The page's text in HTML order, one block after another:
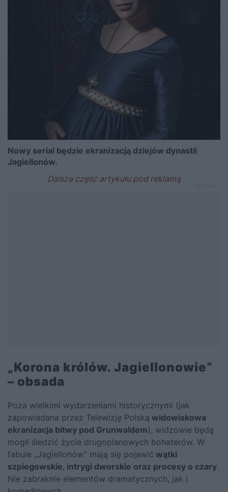
Nowy serial będzie ekranizacją dziejów dynastii
Jagiellonów.
„Korona królów. Jagiellonowie”
– obsada
Poza wielkimi wydarzeniami historycznymi (jak
zapowiadana przez Telewizję Polską widowiskowa
ekranizacja bitwy pod Grunwaldem), widzowie będą
mogli śledzić życie drugoplanowych bohaterów. W
fabule „Jagiellonów” mają się pojawić wątki
szpiegowskie, intrygi dworskie oraz procesy o czary.
Nie zabraknie elementów dramatycznych, jak i